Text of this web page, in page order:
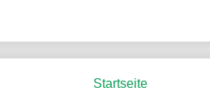
Startseite